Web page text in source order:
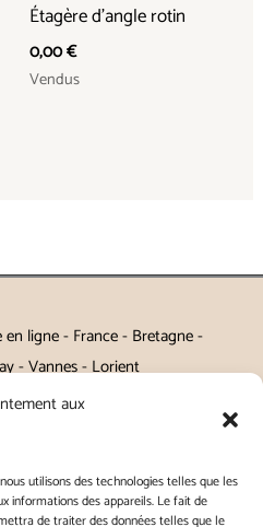
aux
utilisons des technologies telles que les
informations des appareils. Le fait de
de traiter des données telles que le
Étagère d’angle rotin
0,00€
Vendus
ligne - France - Bretagne -
- Vannes - Lorient
luminaires, Art de la table
Chic, Kitch